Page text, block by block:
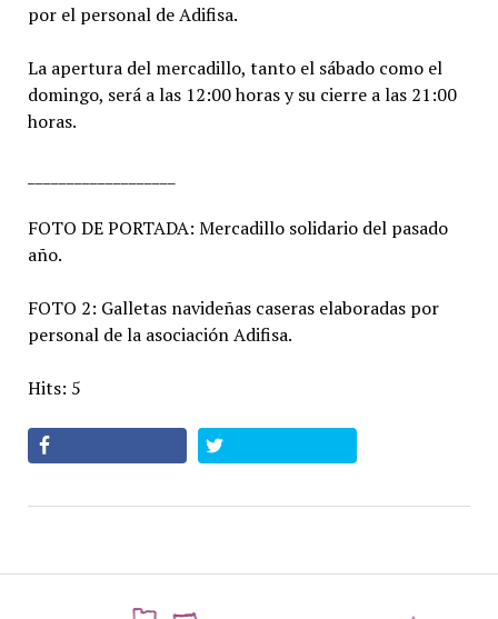
por el personal de Adifisa.
La apertura del mercadillo, tanto el sábado como el
domingo, será a las 12:00 horas y su cierre a las 21:00
horas.
FOTO DE PORTADA: Mercadillo solidario del pasado
año.
FOTO 2: Galletas navideñas caseras elaboradas por
personal de la asociación Adifisa.
Hits: 5